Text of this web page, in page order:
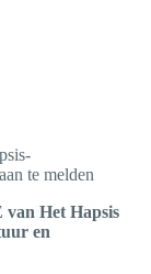
te melden
Het Hapsis
en